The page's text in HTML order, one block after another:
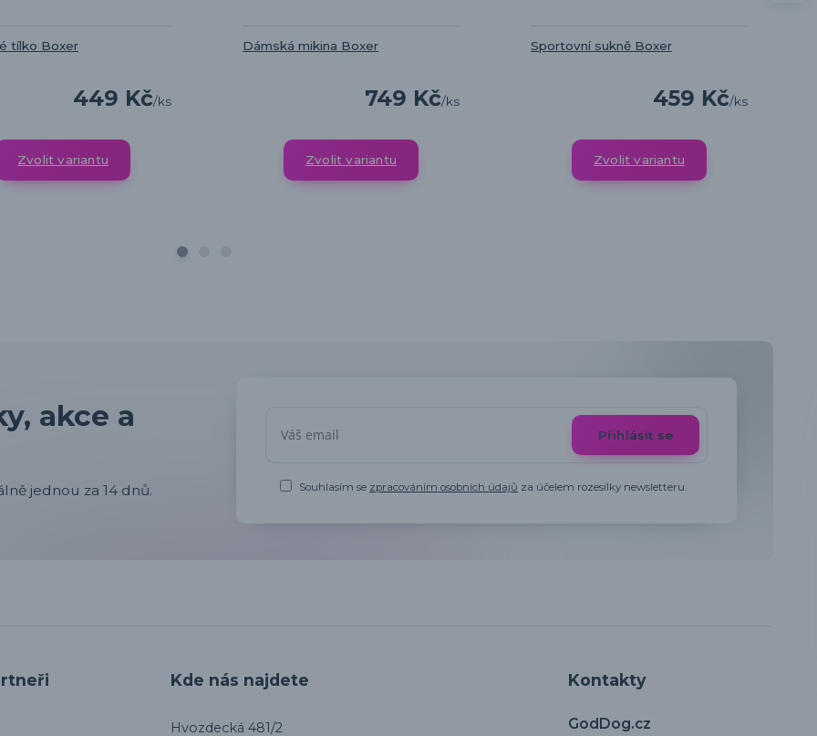
tílko Boxer
449 Kč/ks
Zvolit variantu
Dámská mikina Boxer
749 Kč/ks
Zvolit variantu
Sportovní sukně Boxer
459 Kč/ks
Zvolit variantu
akce a
jednou za 14 dnů.
Přihlásit se
Souhlasím se zpracováním osobních údajů za účelem rozesílky newsletteru.
Kde nás najdete
Hvozdecká 481/2
Kontakty
GodDog.cz